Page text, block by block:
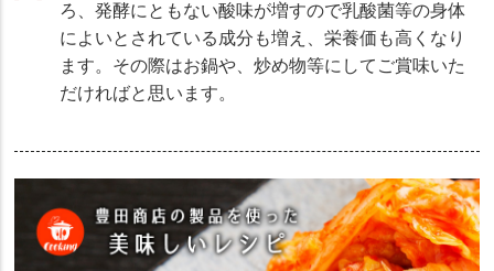
ろ、発酵にともない酸味が増すので乳酸菌等の身体
によいとされている成分も増え、栄養価も高くなり
ます。その際はお鍋や、炒め物等にしてご賞味いた
だければと思います。